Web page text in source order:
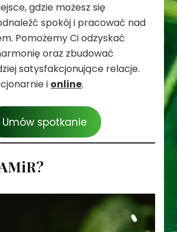
gdzie możesz się
spokój i pracować nad
Pomożemy Ci odzyskać
oraz zbudować
satysfakcjonujące relacje.
i online.
Umów spotkanie